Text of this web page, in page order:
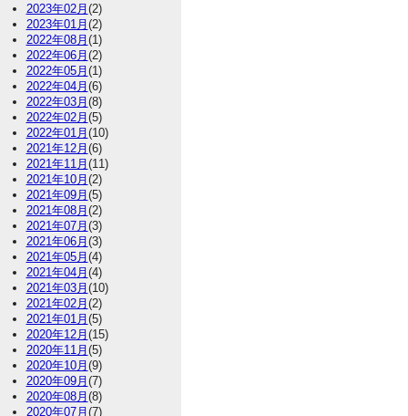
2023年02月 (2)
2023年01月 (2)
2022年08月 (1)
2022年06月 (2)
2022年05月 (1)
2022年04月 (6)
2022年03月 (8)
2022年02月 (5)
2022年01月 (10)
2021年12月 (6)
2021年11月 (11)
2021年10月 (2)
2021年09月 (5)
2021年08月 (2)
2021年07月 (3)
2021年06月 (3)
2021年05月 (4)
2021年04月 (4)
2021年03月 (10)
2021年02月 (2)
2021年01月 (5)
2020年12月 (15)
2020年11月 (5)
2020年10月 (9)
2020年09月 (7)
2020年08月 (8)
2020年07月 (7)